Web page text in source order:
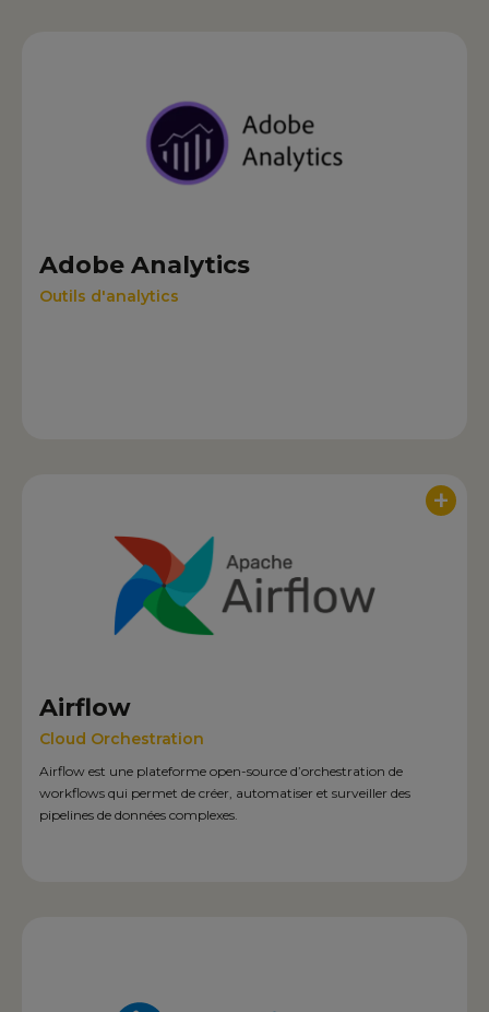
Adobe Analytics
Outils d'analytics
+
Airflow
Cloud Orchestration
Airflow est une plateforme open-source d’orchestration de
workflows qui permet de créer, automatiser et surveiller des
pipelines de données complexes.